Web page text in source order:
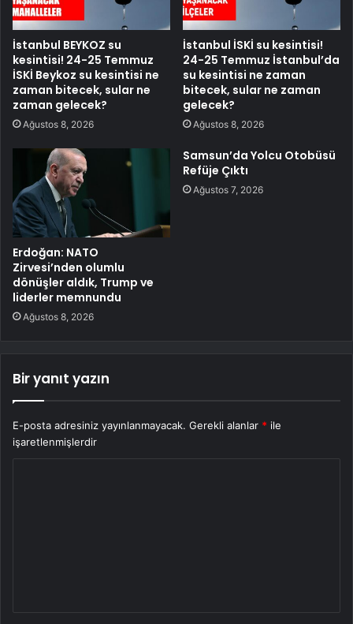
İstanbul BEYKOZ su
kesintisi! 24-25 Temmuz
İSKİ Beykoz su kesintisi ne
zaman bitecek, sular ne
zaman gelecek?
Ağustos 8, 2026
İstanbul İSKİ su kesintisi!
24-25 Temmuz İstanbul’da
su kesintisi ne zaman
bitecek, sular ne zaman
gelecek?
Ağustos 8, 2026
Erdoğan: NATO
Zirvesi’nden olumlu
dönüşler aldık, Trump ve
liderler memnundu
Ağustos 8, 2026
Samsun’da Yolcu Otobüsü
Refüje Çıktı
Ağustos 7, 2026
Bir yanıt yazın
E-posta adresiniz yayınlanmayacak. Gerekli alanlar * ile
işaretlenmişlerdir